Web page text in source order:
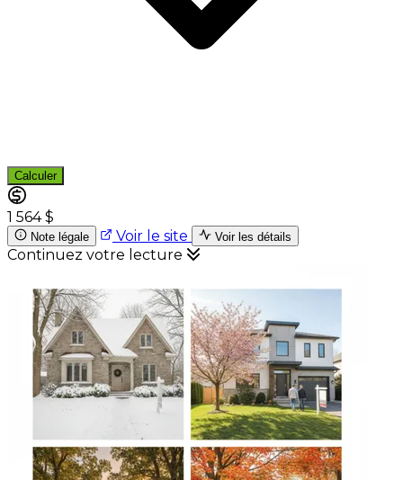
Calculer
1 564 $
Note légale Voir le site Voir les détails
Continuez votre lecture